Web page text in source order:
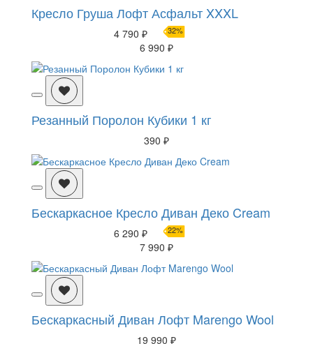
Кресло Груша Лофт Асфальт XXXL
4 790 ₽ 32%
6 990 ₽
Резанный Поролон Кубики 1 кг
390 ₽
Бескаркасное Кресло Диван Деко Cream
6 290 ₽ 22%
7 990 ₽
Бескаркасный Диван Лофт Marengo Wool
19 990 ₽